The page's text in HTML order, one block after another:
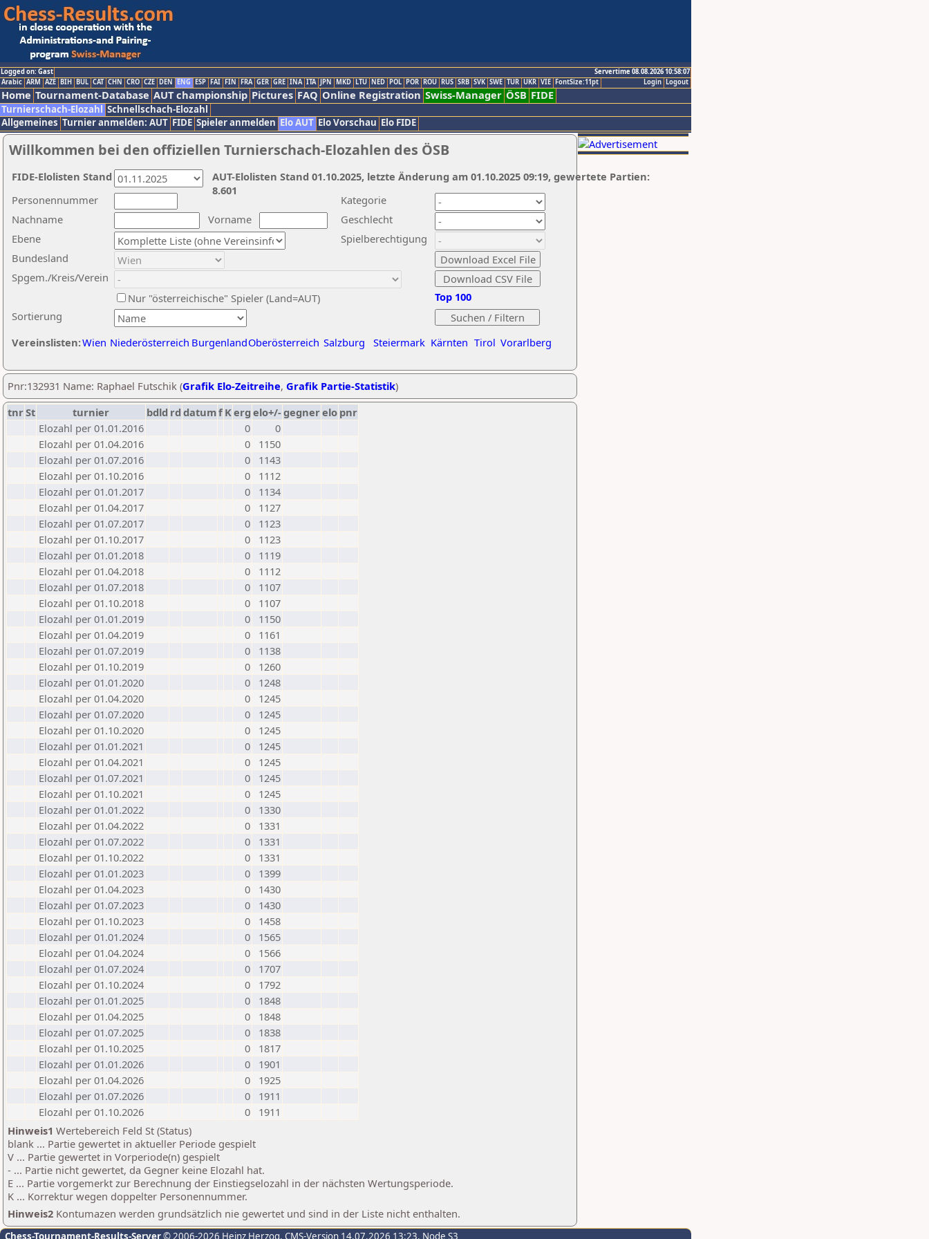
Logged on: Gast
Servertime 08.08.2026 10:58:07
Logout
Login
Arabic ARM AZE BIH BUL CAT CHN CRO CZE DEN ENG ESP FAI FIN FRA GER GRE INA ITA JPN MKD LTU NED POL POR ROU RUS SRB SVK SWE TUR UKR VIE FontSize:11pt
Home Tournament-Database AUT championship Pictures FAQ Online Registration Swiss-Manager ÖSB FIDE
Turnierschach-Elozahl Schnellschach-Elozahl
Allgemeines Turnier anmelden: AUT FIDE Spieler anmelden Elo AUT Elo Vorschau Elo FIDE
Willkommen bei den offiziellen Turnierschach-Elozahlen des ÖSB
Nachname
Vorname
Ebene
Kategorie
Sortierung
Personennummer
Bundesland
Spgem./Kreis/Verein
Geschlecht
Nur "österreichische" Spieler (Land=AUT)
Spielberechtigung
Vereinslisten:Wien Niederösterreich BurgenlandOberösterreich Salzburg Steiermark Kärnten Tirol Vorarlberg
Top 100
AUT-Elolisten Stand 01.10.2025, letzte Änderung am 01.10.2025 09:19, gewertete Partien:
8.601
FIDE-Elolisten Stand
Pnr:132931 Name: Raphael Futschik (Grafik Elo-Zeitreihe, Grafik Partie-Statistik)
tnrSt turnier bdld rd datumf Kerg elo+/-gegnerelo pnr
Elozahl per 01.01.2016
0
0
Elozahl per 01.04.2016
0
1150
Elozahl per 01.07.2016
0
1143
Elozahl per 01.10.2016
0
1112
Elozahl per 01.01.2017
0
1134
Elozahl per 01.04.2017
0
1127
Elozahl per 01.07.2017
0
1123
Elozahl per 01.10.2017
0
1123
Elozahl per 01.01.2018
0
1119
Elozahl per 01.04.2018
0
1112
Elozahl per 01.07.2018
0
1107
Elozahl per 01.10.2018
0
1107
Elozahl per 01.01.2019
0
1150
Elozahl per 01.04.2019
0
1161
Elozahl per 01.07.2019
0
1138
Elozahl per 01.10.2019
0
1260
Elozahl per 01.01.2020
0
1248
Elozahl per 01.04.2020
0
1245
Elozahl per 01.07.2020
0
1245
Elozahl per 01.10.2020
0
1245
Elozahl per 01.01.2021
0
1245
Elozahl per 01.04.2021
0
1245
Elozahl per 01.07.2021
0
1245
Elozahl per 01.10.2021
0
1245
Elozahl per 01.01.2022
0
1330
Elozahl per 01.04.2022
0
1331
Elozahl per 01.07.2022
0
1331
Elozahl per 01.10.2022
0
1331
Elozahl per 01.01.2023
0
1399
Elozahl per 01.04.2023
0
1430
Elozahl per 01.07.2023
0
1430
Elozahl per 01.10.2023
0
1458
Elozahl per 01.01.2024
0
1565
Elozahl per 01.04.2024
0
1566
Elozahl per 01.07.2024
0
1707
Elozahl per 01.10.2024
0
1792
Elozahl per 01.01.2025
0
1848
Elozahl per 01.04.2025
0
1848
Elozahl per 01.07.2025
0
1838
Elozahl per 01.10.2025
0
1817
Elozahl per 01.01.2026
0
1901
Elozahl per 01.04.2026
0
1925
Elozahl per 01.07.2026
0
1911
Elozahl per 01.10.2026
0
1911
Hinweis1 Wertebereich Feld St (Status)
blank ... Partie gewertet in aktueller Periode gespielt
V ... Partie gewertet in Vorperiode(n) gespielt
- ... Partie nicht gewertet, da Gegner keine Elozahl hat.
E ... Partie vorgemerkt zur Berechnung der Einstiegselozahl in der nächsten Wertungsperiode.
K ... Korrektur wegen doppelter Personennummer.
Hinweis2 Kontumazen werden grundsätzlich nie gewertet und sind in der Liste nicht enthalten.
Chess-Tournament-Results-Server© 2006-2026 Heinz Herzog, CMS-Version 14.07.2026 13:23, Node S3